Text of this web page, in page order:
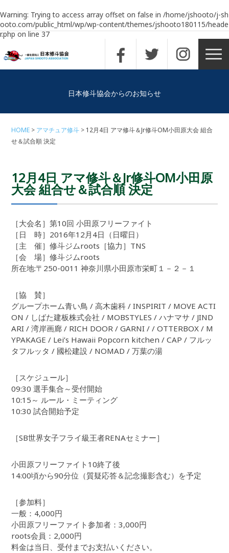
Warning: Trying to access array offset on false in /home/jshooto/j-sh
ooto.com/public_html/wp/wp-content/themes/jshooto180115/heade
r.phpon line37
日本修斗協会からのお知らせ
HOME アマチュア修斗
12月4日 アマ修斗＆Jr修斗OM小田原大会 組合
せ＆試合順 決定
12月4日 アマ修斗＆Jr修斗OM小田原
大会 組合せ＆試合順 決定
［大会名］第10回 小田原フリーファイト
［日 時］2016年12月4日（日曜日）
［主 催］修斗ジムroots［協力］TNS
［会 場］修斗ジムroots
所在地:〒250-0011 神奈川県小田原市栄町１－２－１
［協 賛］
グループホーム青い鳥 / 高木歯科 / INSPIRIT / MOVE ACTI
ON / しばた建板株式会社 / MOBSTYLES / ハナマサ / JIND
ARI / 湾岸画廊 / RICH DOOR / GARNI / / OTTERBOX / M
YPAKAGE / Lei’s Hawaii Popcorn kitchen / CAP / フルッ
タフルッタ / 國松建設 / NOMAD / 万葉の湯
［スケジュール］
09:30 選手集合～受付開始
10:15～ ルール・ミーティング
10:30 試合開始予定
［SB世界女子フライ級王者RENAセミナー］
小田原フリーファイト10終了後
14:00頃から90分位（質疑応答＆記念撮影含む）を予定
［参加料］
一般：4,000円
小田原フリーファイト参加者：3,000円
roots会員：2,000円
料金は当日、受付までお支払いください。